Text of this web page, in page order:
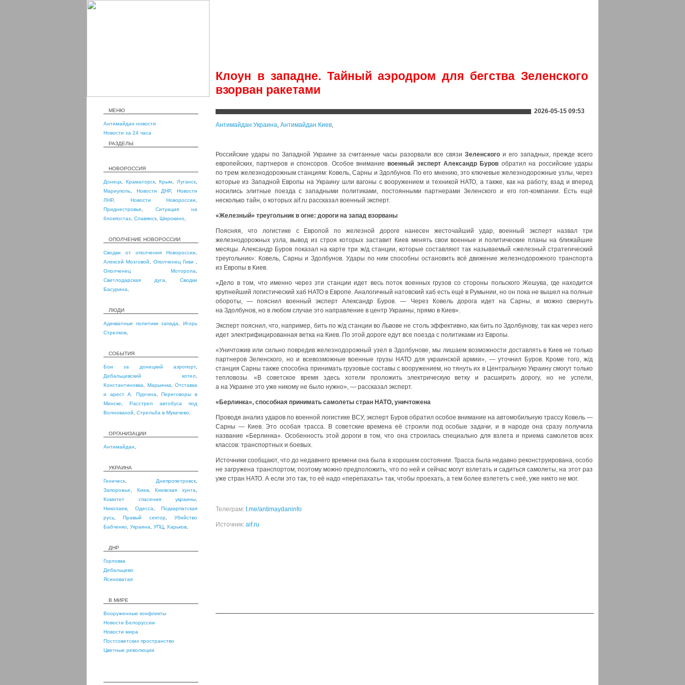
Клоун в западне. Тайный аэродром для бегства Зеленского
взорван ракетами
МЕНЮ
Антимайдан новости
Новости за 24 часа
РАЗДЕЛЫ
НОВОРОССИЯ
Донецк Краматорск,Крым Луганск
Мариуполь
Новости ДНР,Новости
ЛНР, Новости Новороссии
Приднестровье
Ситуация на
блокпостах Славянск Широкино
ОПОЛЧЕНИЕ НОВОРОССИИ
Сводки от ополчения Новороссии
Алексей Мозговой
Ополченец Гиви
Ополченец Моторола
Светлодарская дуга
Сводки
Басурина
ЛЮДИ
Адекватные политики запада ,Игорь
Стрелков
СОБЫТИЯ
Бои за донецкий аэропорт,
Дебальцевский котел
Константиновка
Марьинка
Отставка
и арест А. Пургина ,Переговоры в
Минске
Расстрел автобуса под
Волновахой
Стрельба в Мукачево
ОРГАНИЗАЦИИ
Антимайдан
УКРАИНА
Геническ Днепропетровск
Запорожье
Киев,Киевская хунта
Комитет спасения украины
Николаев
Одесса
Подкарпатская
русь ,Правый сектор,Убийство
Бабченко Украина УПЦ Харьков
ДНР
Горловка
Дебальцево
Ясиноватая
В МИРЕ
Вооруженные конфликты
Новости Белоруссии
Новости мира
Постсоветских пространство
Цветные революции
2026-05-15 09:53
Антимайдан Украина, Антимайдан Киев,
Российские удары по Западной Украине за считанные часы разорвали все связи Зеленскогои его западных, прежде всего
европейских, партнеров и спонсоров. Особое вниманиевоенный эксперт Александр Буров обратил на российские удары
по трем железнодорожным станциям: Ковель, Сарны и Здолбунов. По его мнению, это ключевые железнодорожные узлы, через
которые из Западной Европы на Украину шли вагоны с вооружением и техникой НАТО, а также, как на работу, взад и вперед
носились элитные поезда с западными политиками, постоянными партнерами Зеленского и его гоп-компании. Есть ещё
несколько тайн, о которых aif.ru рассказал военный эксперт.
«Железный» треугольник в огне: дороги на запад взорваны
Поясняя, что логистике с Европой по железной дороге нанесен жесточайший удар, военный эксперт назвал три
железнодорожных узла, вывод из строя которых заставит Киев менять свои военные и политические планы на ближайшие
месяцы. Александр Буров показал на карте три ж/д станции, которые составляют так называемый «железный стратегический
треугольник»: Ковель, Сарны и Здолбунов. Удары по ним способны остановить всё движение железнодорожного транспорта
из Европы в Киев.
«Дело в том, что именно через эти станции идет весь поток военных грузов со стороны польского Жешува, где находится
крупнейший логистический хаб НАТО в Европе. Аналогичный натовский хаб есть ещё в Румынии, но он пока не вышел на полные
обороты, — пояснил военный эксперт Александр Буров. — Через Ковель дорога идет на Сарны, и можно свернуть
на Здолбунов, но в любом случае это направление в центр Украины, прямо в Киев».
Эксперт пояснил, что, например, бить по ж/д станции во Львове не столь эффективно, как бить по Здолбунову, так как через него
идет электрифицированная ветка на Киев. По этой дороге едут все поезда с политиками из Европы.
«Уничтожив или сильно повредив железнодорожный узел в Здолбунове, мы лишаем возможности доставлять в Киев не только
партнеров Зеленского, но и всевозможные военные грузы НАТО для украинской армии», — уточнил Буров. Кроме того, ж/д
станция Сарны также способна принимать грузовые составы с вооружением, но тянуть их в Центральную Украину смогут только
тепловозы. «В советское время здесь хотели проложить электрическую ветку и расширить дорогу, но не успели,
а на Украине это уже никому не было нужно», — рассказал эксперт.
«Берлинка», способная принимать самолеты стран НАТО, уничтожена
Проводя анализ ударов по военной логистике ВСУ, эксперт Буров обратил особое внимание на автомобильную трассу Ковель —
Сарны — Киев. Это особая трасса. В советские времена её строили под особые задачи, и в народе она сразу получила
название «Берлинка». Особенность этой дороги в том, что она строилась специально для взлета и приема самолетов всех
классов: транспортных и боевых.
Источники сообщают, что до недавнего времени она была в хорошем состоянии. Трасса была недавно реконструирована, особо
не загружена транспортом, поэтому можно предположить, что по ней и сейчас могут взлетать и садиться самолеты, на этот раз
уже стран НАТО. А если это так, то её надо «перепахать» так, чтобы проехать, а тем более взлететь с неё, уже никто не мог.
Телеграм: t.me/antimaydaninfo
Источник: aif.ru